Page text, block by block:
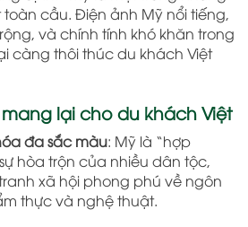
cầu. Điện ảnh Mỹ nổi tiếng,
và chính tính khó khăn trong
càng thôi thúc du khách Việt
lại cho du khách Việt
đa sắc màu: Mỹ là “hợp
hòa trộn của nhiều dân tộc,
xã hội phong phú về ngôn
thực và nghệ thuật.